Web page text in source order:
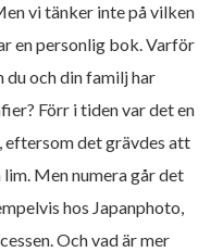
vi tänker inte på vilken
en personlig bok. Varför
du och din familj har
Förr i tiden var det en
eftersom det grävdes att
Men numera går det
hos Japanphoto,
Och vad är mer